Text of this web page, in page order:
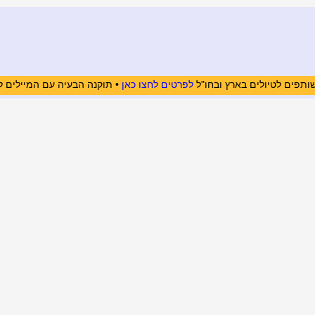
לטיולים בארץ ובחו"ללפרטים לחצו כאן • תוקנה הבעיה עם